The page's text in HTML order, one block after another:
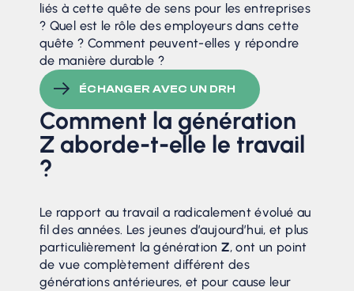
liés à cette quête de sens pour les entreprises
? Quel est le rôle des employeurs dans cette
quête ? Comment peuvent-elles y répondre
de manière durable ?
ÉCHANGER AVEC UN DRH
Comment la génération
Z aborde-t-elle le travail
?
Le rapport au travail a radicalement évolué au
fil des années. Les jeunes d’aujourd’hui, et plus
particulièrement la génération Z, ont un point
de vue complètement différent des
générations antérieures, et pour cause leur